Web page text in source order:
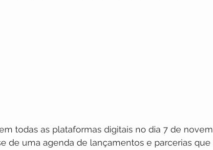
todas as plataformas digitais no dia 7 de
de uma agenda de lançamentos e parcerias que